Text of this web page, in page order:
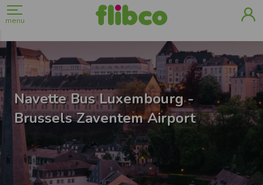
menu
Navette Bus Luxembourg -
Brussels Zaventem Airport